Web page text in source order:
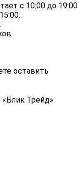
с 10:00 до 19:00
оставить
Трейд»